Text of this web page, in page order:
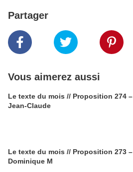
Partager
Vous aimerez aussi
Le texte du mois // Proposition 274 –
Jean-Claude
Le texte du mois // Proposition 273 –
Dominique M